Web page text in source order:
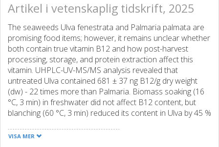
Artikel i vetenskaplig tidskrift, 2025
The seaweeds Ulva fenestrata and Palmaria palmata are
promising food items; however, it remains unclear whether
both contain true vitamin B12 and how post-harvest
processing, storage, and protein extraction affect this
vitamin. UHPLC-UV-MS/MS analysis revealed that
untreated Ulva contained 681 ± 37 ng B12/g dry weight
(dw) - 22 times more than Palmaria. Biomass soaking (16
°C, 3 min) in freshwater did not affect B12 content, but
blanching (60 °C, 3 min) reduced its content in Ulva by 45 %
and freeze-drying equally preserved B12; both techniques
VISA MER